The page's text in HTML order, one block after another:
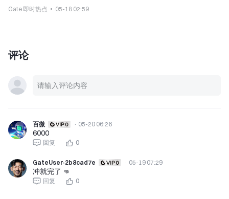
Gate 即时热点 05-18 02:59
评论
百微 · 05-20 06:26
6000
回复 0
GateUser-2b8cad7e · 05-19 07:29
冲就完了 👊
回复 0